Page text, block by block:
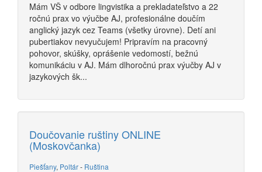
Mám VŠ v odbore lingvistika a prekladateľstvo a 22
ročnú prax vo výučbe AJ, profesionálne doučím
anglický jazyk cez Teams (všetky úrovne). Detí ani
pubertiakov nevyučujem! Pripravím na pracovný
pohovor, skúšky, oprášenie vedomostí, bežnú
komunikáciu v AJ. Mám dlhoročnú prax výučby AJ v
jazykových šk...
Doučovanie ruštiny ONLINE
(Moskovčanka)
Piešťany, Poltár- Ruština